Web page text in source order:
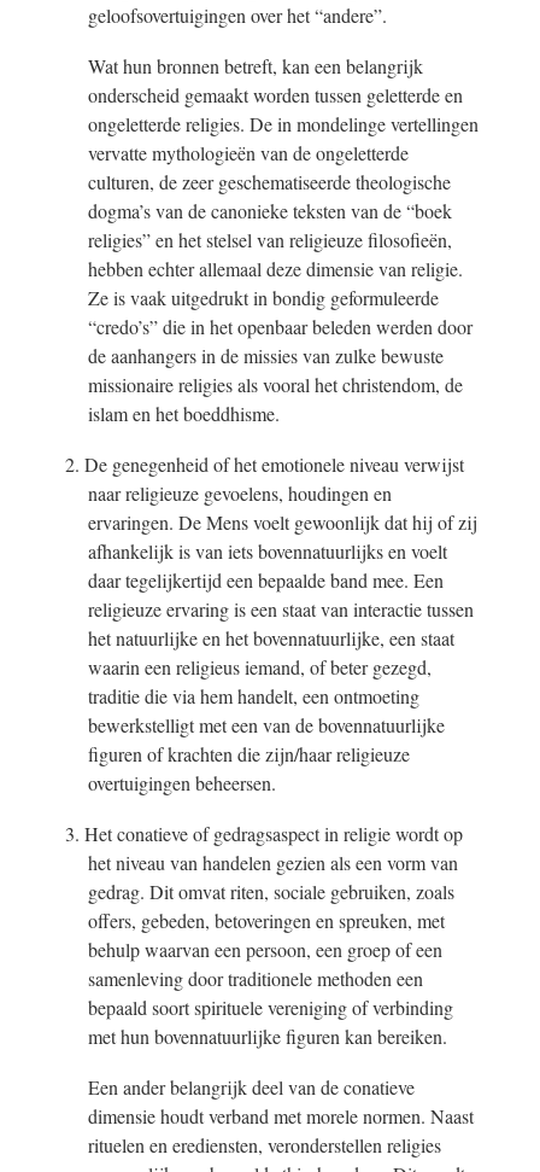
geloofsovertuigingen over het “andere”.
Wat hun bronnen betreft, kan een belangrijk
onderscheid gemaakt worden tussen geletterde en
ongeletterde religies. De in mondelinge vertellingen
vervatte mythologieën van de ongeletterde
culturen, de zeer geschematiseerde theologische
dogma’s van de canonieke teksten van de “boek
religies” en het stelsel van religieuze filosofieën,
hebben echter allemaal deze dimensie van religie.
Ze is vaak uitgedrukt in bondig geformuleerde
“credo’s” die in het openbaar beleden werden door
de aanhangers in de missies van zulke bewuste
missionaire religies als vooral het christendom, de
islam en het boeddhisme.
2. De genegenheid of het emotionele niveau verwijst
naar religieuze gevoelens, houdingen en
ervaringen. De Mens voelt gewoonlijk dat hij of zij
afhankelijk is van iets bovennatuurlijks en voelt
daar tegelijkertijd een bepaalde band mee. Een
religieuze ervaring is een staat van interactie tussen
het natuurlijke en het bovennatuurlijke, een staat
waarin een religieus iemand, of beter gezegd,
traditie die via hem handelt, een ontmoeting
bewerkstelligt met een van de bovennatuurlijke
figuren of krachten die zijn/haar religieuze
overtuigingen beheersen.
3. Het conatieve of gedragsaspect in religie wordt op
het niveau van handelen gezien als een vorm van
gedrag. Dit omvat riten, sociale gebruiken, zoals
offers, gebeden, betoveringen en spreuken, met
behulp waarvan een persoon, een groep of een
samenleving door traditionele methoden een
bepaald soort spirituele vereniging of verbinding
met hun bovennatuurlijke figuren kan bereiken.
Een ander belangrijk deel van de conatieve
dimensie houdt verband met morele normen. Naast
rituelen en erediensten, veronderstellen religies